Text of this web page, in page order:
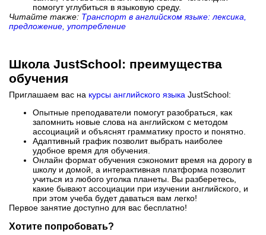
помогут углубиться в языковую среду.
Читайте также: Транспорт в английском языке: лексика,
предложение, употребление
Школа JustSchool: преимущества
обучения
Приглашаем вас на курсы английского языка JustSchool:
Опытные преподаватели помогут разобраться, как
запомнить новые слова на английском с методом
ассоциаций и объяснят грамматику просто и понятно.
Адаптивный график позволит выбрать наиболее
удобное время для обучения.
Онлайн формат обучения сэкономит время на дорогу в
школу и домой, а интерактивная платформа позволит
учиться из любого уголка планеты. Вы разберетесь,
какие бывают ассоциации при изучении английского, и
при этом учеба будет даваться вам легко!
Первое занятие доступно для вас бесплатно!
Хотите попробовать?